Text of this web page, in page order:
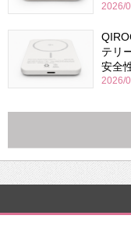
2026/
テリ
安全
2026/